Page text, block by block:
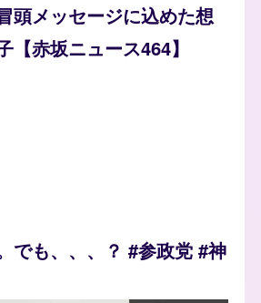
頭メッセージに込めた想
【赤坂ニュース464】
でも、、、？ #参政党 #神